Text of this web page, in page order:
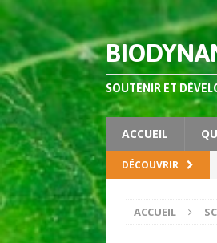
SOUTENIR ET
ACCUEIL
DÉCOUVRIR
ACCUEIL